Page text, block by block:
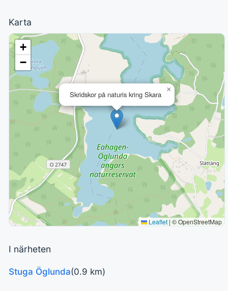
Karta
Skridskor på naturis kring Skara
×
+
−
Leaflet | © OpenStreetMap
I närheten
Stuga Öglunda(0.9 km)